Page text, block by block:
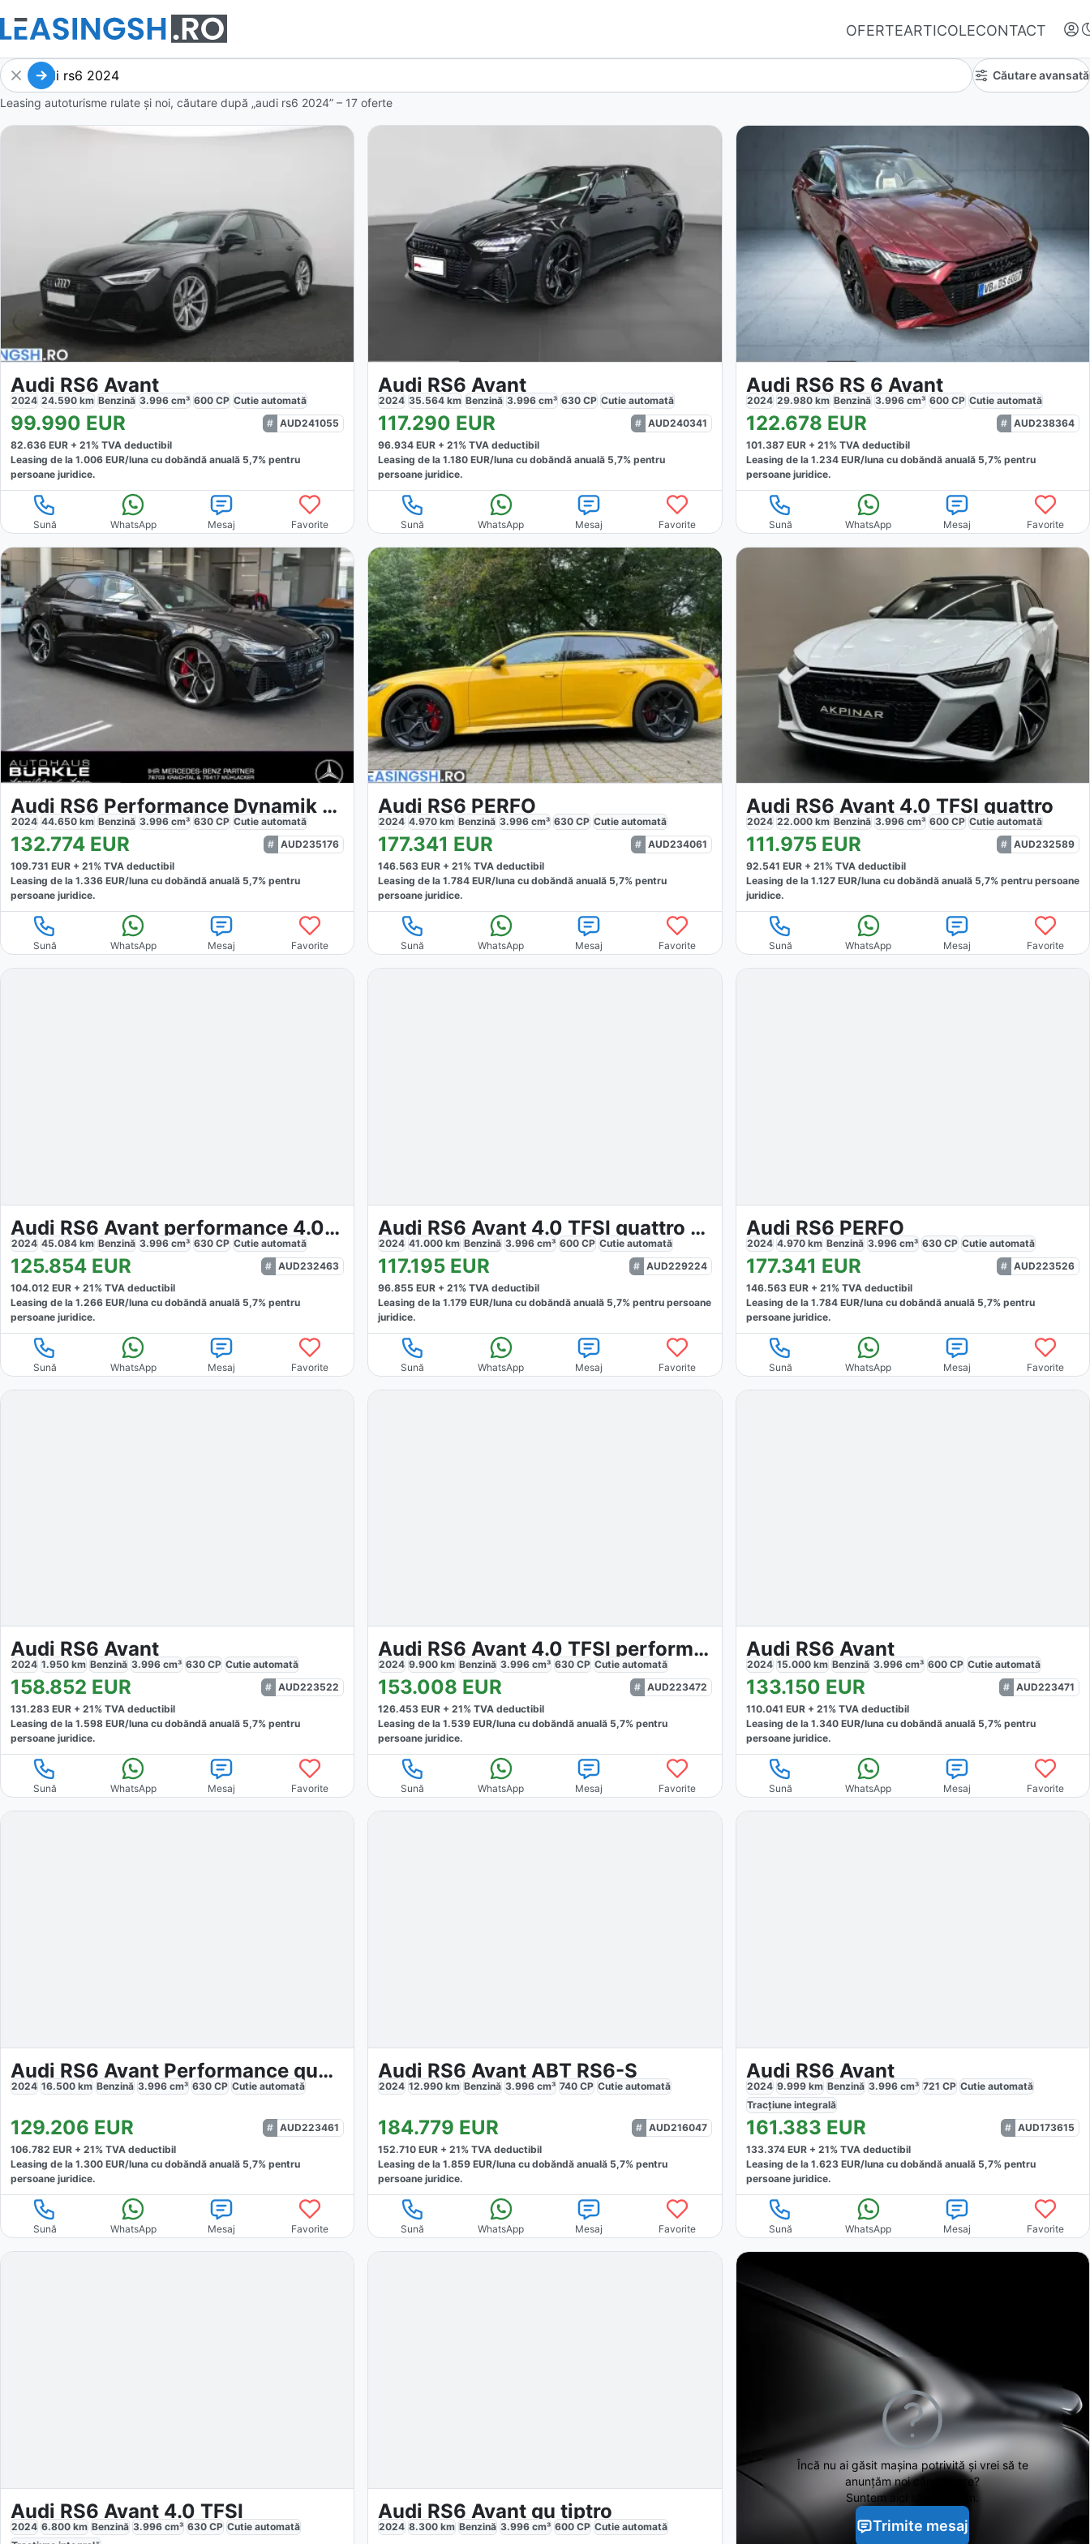
OFERTEARTICOLECONTACT
Autentifică-te
Nu ai oferte favorite
Căutare avansată
Leasing autoturisme rulate și noi, căutare după „audi rs6 2024” – 17 oferte
Audi RS6 Avant
2024 24.590 km Benzină 3.996 cm³ 600 CP Cutie automată
99.990 EUR
AUD241055
82.636 EUR + 21% TVA deductibil
Leasing de la 1.006 EUR/luna cu dobăndă anuală 5,7% pentru
persoane juridice.
Sună WhatsApp Mesaj Favorite
Audi RS6 Avant
2024 35.564 km Benzină 3.996 cm³ 630 CP Cutieautomată
117.290 EUR
AUD240341
96.934 EUR +21% TVA deductibil
Leasing de la1.180 EUR/luna cu dobăndă anuală 5,7% pentru
persoane juridice.
Sună WhatsApp Mesaj Favorite
Audi RS6 RS 6 Avant
2024 29.980km Benzină 3.996cm³ 600CP Cutie automată
122.678 EUR
AUD238364
101.387EUR + 21% TVA deductibil
Leasing de la 1.234EUR/lunacu dobăndă anuală 5,7% pentru
persoane juridice.
Sună WhatsApp Mesaj Favorite
Audi RS6 Performance Dynamik Optik
2024 44.650 km Benzină 3.996 cm³ 630 CP Cutie automată
132.774 EUR
AUD235176
109.731 EUR + 21% TVA deductibil
Leasing de la 1.336 EUR/luna cu dobăndă anuală 5,7% pentru
persoane juridice.
Sună WhatsApp Mesaj Favorite
Audi RS6 PERFO
2024 4.970 km Benzină 3.996 cm³ 630 CP Cutieautomată
177.341 EUR
AUD234061
146.563 EUR +21% TVA deductibil
Leasing de la1.784 EUR/luna cu dobăndă anuală 5,7% pentru
persoane juridice.
Sună WhatsApp Mesaj Favorite
Audi RS6 Avant 4.0 TFSI quattro
2024 22.000km Benzină 3.996cm³ 600CP Cutie automată
111.975EUR
AUD232589
92.541 EUR + 21% TVA deductibil
Leasing de la 1.127EUR/lunacu dobăndă anuală 5,7% pentru persoane
juridice.
Sună WhatsApp Mesaj Favorite
Audi RS6 Avant performance 4.0 TFSI quattro
2024 45.084 km Benzină 3.996 cm³ 630 CP Cutie automată
125.854 EUR
AUD232463
104.012 EUR + 21% TVA deductibil
Leasing de la 1.266 EUR/luna cu dobăndă anuală 5,7% pentru
persoane juridice.
Sună WhatsApp Mesaj Favorite
Audi RS6 Avant 4.0 TFSI quattro tiptronic PANO
2024 41.000 km Benzină 3.996 cm³ 600 CP Cutieautomată
117.195 EUR
AUD229224
96.855 EUR +21% TVA deductibil
Leasing de la1.179 EUR/luna cu dobăndă anuală 5,7% pentru persoane
juridice.
Sună WhatsApp Mesaj Favorite
Audi RS6 PERFO
2024 4.970km Benzină 3.996cm³ 630CP Cutie automată
177.341 EUR
AUD223526
146.563EUR + 21% TVA deductibil
Leasing de la 1.784EUR/lunacu dobăndă anuală 5,7% pentru
persoane juridice.
Sună WhatsApp Mesaj Favorite
Audi RS6 Avant
2024 1.950 km Benzină 3.996 cm³ 630 CP Cutie automată
158.852 EUR
AUD223522
131.283 EUR + 21% TVA deductibil
Leasing de la 1.598 EUR/luna cu dobăndă anuală 5,7% pentru
persoane juridice.
Sună WhatsApp Mesaj Favorite
Audi RS6 Avant 4.0 TFSI performance
2024 9.900 km Benzină 3.996 cm³ 630 CP Cutieautomată
153.008 EUR
AUD223472
126.453 EUR +21% TVA deductibil
Leasing de la1.539 EUR/luna cu dobăndă anuală 5,7% pentru
persoane juridice.
Sună WhatsApp Mesaj Favorite
Audi RS6 Avant
2024 15.000km Benzină 3.996cm³ 600CP Cutie automată
133.150 EUR
AUD223471
110.041 EUR + 21% TVA deductibil
Leasing de la 1.340EUR/lunacu dobăndă anuală 5,7% pentru
persoane juridice.
Sună WhatsApp Mesaj Favorite
Audi RS6 Avant Performance quattro
2024 16.500 km Benzină 3.996 cm³ 630 CP Cutie automată
129.206 EUR
AUD223461
106.782 EUR + 21% TVA deductibil
Leasing de la 1.300 EUR/luna cu dobăndă anuală 5,7% pentru
persoane juridice.
Sună WhatsApp Mesaj Favorite
Audi RS6 Avant ABT RS6-S
2024 12.990 km Benzină 3.996 cm³ 740 CP Cutieautomată
184.779 EUR
AUD216047
152.710 EUR +21% TVA deductibil
Leasing de la1.859 EUR/luna cu dobăndă anuală 5,7% pentru
persoane juridice.
Sună WhatsApp Mesaj Favorite
Audi RS6 Avant
2024 9.999km Benzină 3.996cm³ 721 CP Cutie automată
Tracțiune integrală
161.383 EUR
AUD173615
133.374EUR + 21% TVA deductibil
Leasing de la 1.623EUR/lunacu dobăndă anuală 5,7% pentru
persoane juridice.
Sună WhatsApp Mesaj Favorite
Audi RS6 Avant 4.0 TFSI
2024 6.800 km Benzină 3.996 cm³ 630 CP Cutie automată
Audi RS6 Avant qu tiptro
2024 8.300 km Benzină 3.996 cm³ 600 CP Cutieautomată
Încă nu ai găsitmașina potrivită și vrei să te
anunțăm noi când apare?
Suntem aici să te ajutăm.
Trimite mesaj